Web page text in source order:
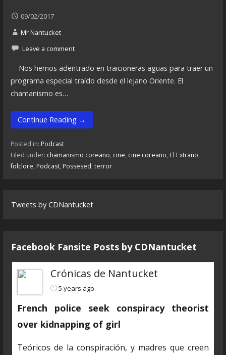
09/02/2017
Mr Nantucket
Leave a comment
Nos hemos adentrado en traicioneras aguas para traer un
programa especial traído desde el lejano Oriente. El
chamanismo es…
Continue Reading →
Posted in: Podcast
Filed under: chamanismo coreano, cine, cine coreano, El Extraño,
folclore, Podcast, Possesed, terror
Tweets by CDNantucket
Facebook Fansite Posts by ‎CDNantucket
Crónicas de Nantucket
5 years ago
French police seek conspiracy theorist
over kidnapping of girl
Teóricos de la conspiración, y madres que creen